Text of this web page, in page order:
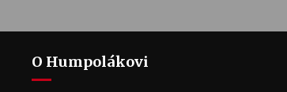
O Humpolákovi